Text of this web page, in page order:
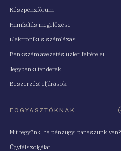
Készpénzfórum
Hamisítás megelőzése
Elektronikus számlázás
Bankszámlavezetés üzleti feltételei
Jegybanki tenderek
Beszerzési eljárások
FOGYASZTÓKNAK
Mit tegyünk, ha pénzügyi panaszunk van?
Ügyfélszolgálat